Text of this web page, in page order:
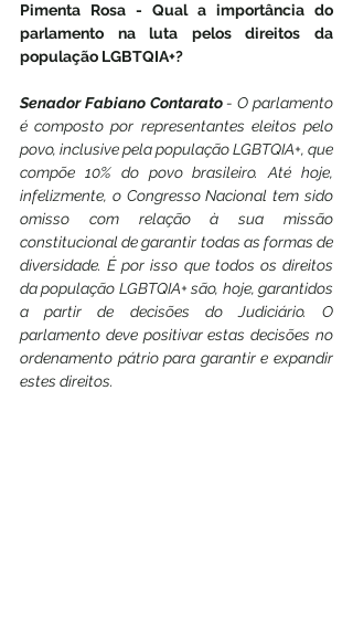
Pimenta Rosa - Qual a importância do
parlamento na luta pelos direitos da
população LGBTQIA+?
Senador Fabiano Contarato - O parlamento
é composto por representantes eleitos pelo
povo, inclusive pela população LGBTQIA+, que
compõe 10% do povo brasileiro. Até hoje,
infelizmente, o Congresso Nacional tem sido
omisso com relação à sua missão
constitucional de garantir todas as formas de
diversidade. É por isso que todos os direitos
da população LGBTQIA+ são, hoje, garantidos
a partir de decisões do Judiciário. O
parlamento deve positivar estas decisões no
ordenamento pátrio para garantir e expandir
estes direitos.